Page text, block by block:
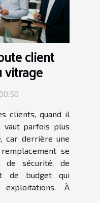
client
vitrage
clients, quand il
vaut parfois plus
car derrière une
se
de sécurité, de
de budget qui
À